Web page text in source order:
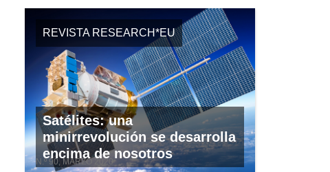
REVISTA RESEARCH*EU
Satélites: una
minirrevolución se desarrolla
encima de nosotros
N.º 90, MARZO 2020